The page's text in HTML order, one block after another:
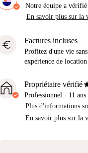
Notre équipe a vérifié
En savoir plus sur la
euro Factures incluses
Profitez d'une vie
expérience de location
Propriétaire vérifié
Professionnel · 11 ans
Plus d'informations
En savoir plus sur la